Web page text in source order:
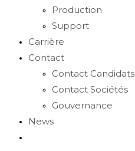
Production
Support
Carrière
Contact
Contact Candidats
Contact Sociétés
Gouvernance
News